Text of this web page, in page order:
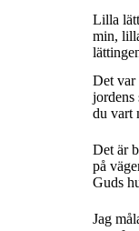
Lilla
min,
Det var
jordens
du vart
Det är
på
Guds
Jag